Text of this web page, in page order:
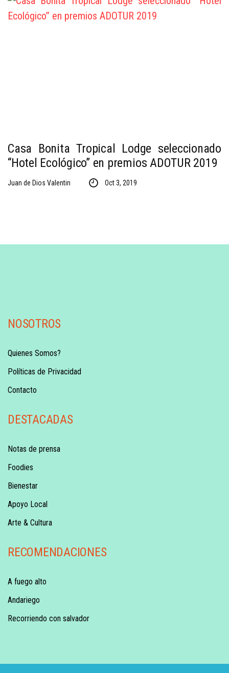
Casa Bonita Tropical Lodge seleccionado
“Hotel Ecológico” en premios ADOTUR 2019
Juan de Dios Valentin Oct 3, 2019
NOSOTROS
Quienes Somos?
Políticas de Privacidad
Contacto
DESTACADAS
Notas de prensa
Foodies
Bienestar
Apoyo Local
Arte & Cultura
RECOMENDACIONES
A fuego alto
Andariego
Recorriendo con salvador